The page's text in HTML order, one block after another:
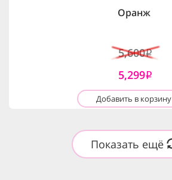
Оранж
5,600i
5,299i
Добавить в корзину
Показать ещё